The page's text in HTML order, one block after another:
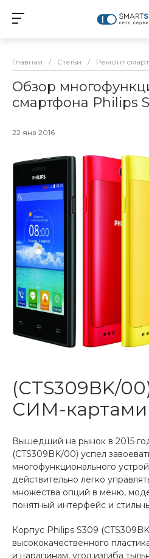
Главная / Статьи / Ремонт
Обзор
смартфона Philips
22 янв 2016
(CTS309BK/
СИМ-картами
Вышедший на рынок в 2015
(CTS309BK/00) успел
многофункционального
действительно легко
множества опций в меню,
понятный интерфейс и
Корпус Philips S309
высококачественного
и царапинам, угол изгиба